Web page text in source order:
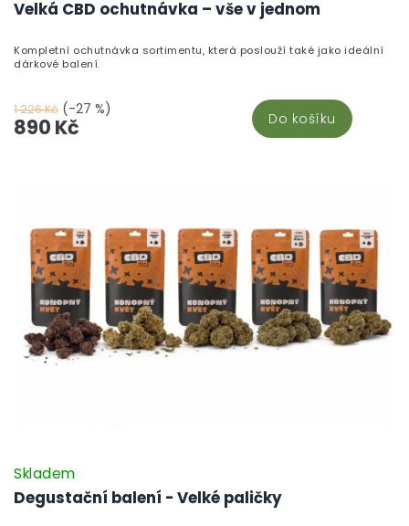
Velká CBD ochutnávka – vše v jednom
1 226 Kč (-27 %)
890 Kč Do košíku
Kompletní ochutnávka sortimentu, která poslouží také jako ideální
dárkové balení.
Degustační balení - Velké paličky
Skladem